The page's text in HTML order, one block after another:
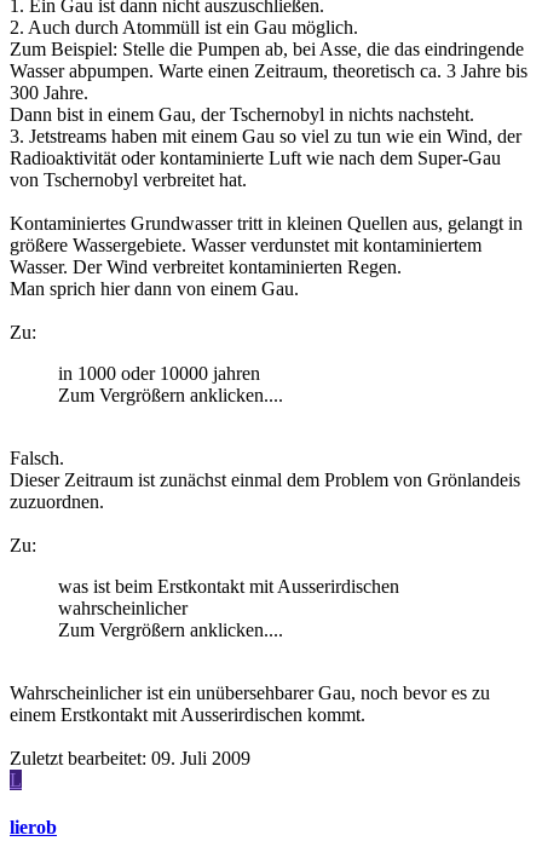
1. Ein Gau ist dann nicht auszuschließen.
2. Auch durch Atommüll ist ein Gau möglich.
Zum Beispiel: Stelle die Pumpen ab, bei Asse, die das eindringende
Wasser abpumpen. Warte einen Zeitraum, theoretisch ca. 3 Jahre bis
300 Jahre.
Dann bist in einem Gau, der Tschernobyl in nichts nachsteht.
3. Jetstreams haben mit einem Gau so viel zu tun wie ein Wind, der
Radioaktivität oder kontaminierte Luft wie nach dem Super-Gau
von Tschernobyl verbreitet hat.
Kontaminiertes Grundwasser tritt in kleinen Quellen aus, gelangt in
größere Wassergebiete. Wasser verdunstet mit kontaminiertem
Wasser. Der Wind verbreitet kontaminierten Regen.
Man sprich hier dann von einem Gau.
Zu:
in 1000 oder 10000 jahren
Zum Vergrößern anklicken....
Falsch.
Dieser Zeitraum ist zunächst einmal dem Problem von Grönlandeis
zuzuordnen.
Zu:
was ist beim Erstkontakt mit Ausserirdischen
wahrscheinlicher
Zum Vergrößern anklicken....
Wahrscheinlicher ist ein unübersehbarer Gau, noch bevor es zu
einem Erstkontakt mit Ausserirdischen kommt.
Zuletzt bearbeitet: 09. Juli 2009
L
lierob